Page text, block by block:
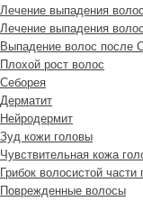
Лечение выпадения
Лечение выпадения
Выпадение волос после
Плохой рост волос
Cеборея
Дерматит
Нейродермит
Зуд кожи головы
Чувствительная кожа
Грибок волосистой части
Поврежденные волосы